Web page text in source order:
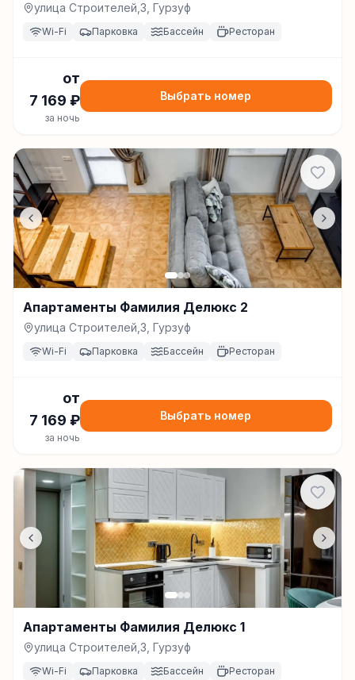
улица Строителей,3, Гурзуф
Wi-Fi Парковка Бассейн Ресторан
от
7 169 ₽
за ночь
Выбрать номер
Апартаменты Фамилия Делюкс 2
улица Строителей,3, Гурзуф
Wi-Fi Парковка Бассейн Ресторан
от
7 169 ₽
за ночь
Выбрать номер
Апартаменты Фамилия Делюкс 1
улица Строителей,3, Гурзуф
Wi-Fi Парковка Бассейн Ресторан